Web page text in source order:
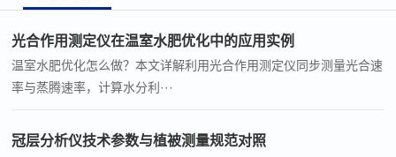
光合作用测定仪在温室水肥优化中的应用实例
温室水肥优化怎么做？本文详解利用光合作用测定仪同步测量光合速
率与蒸腾速率，计算水分利···
冠层分析仪技术参数与植被测量规范对照